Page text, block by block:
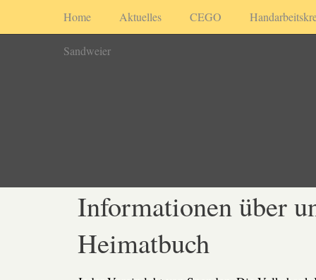
Home Aktuelles CEGO
Sandweier
Informationen über
Heimatbuch